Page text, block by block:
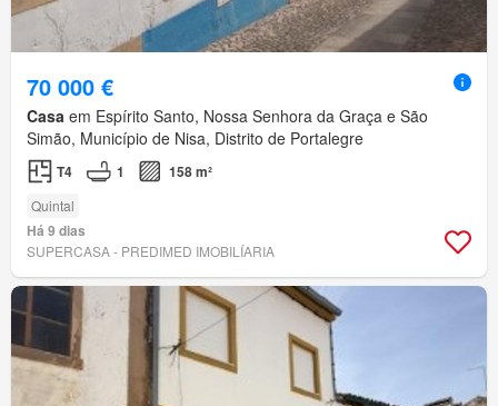
70 000 €
Casa em Espírito Santo, Nossa Senhora da Graça e São
Simão, Município de Nisa, Distrito de Portalegre
T4 1 158 m²
Quintal
Há 9 dias
SUPERCASA - PREDIMED IMOBILÍARIA